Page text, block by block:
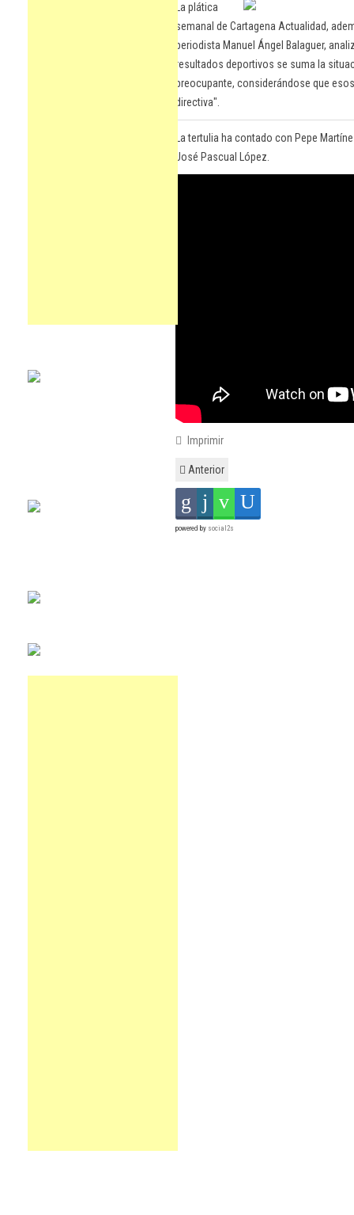
La plática
semanal de Cartagena Actualidad,
periodista Manuel Ángel Balaguer,
resultados deportivos se suma la
preocupante, considerándose que
directiva".
La tertulia ha contado con Pepe
José Pascual López.
Imprimir
Anterior
powered by social2s